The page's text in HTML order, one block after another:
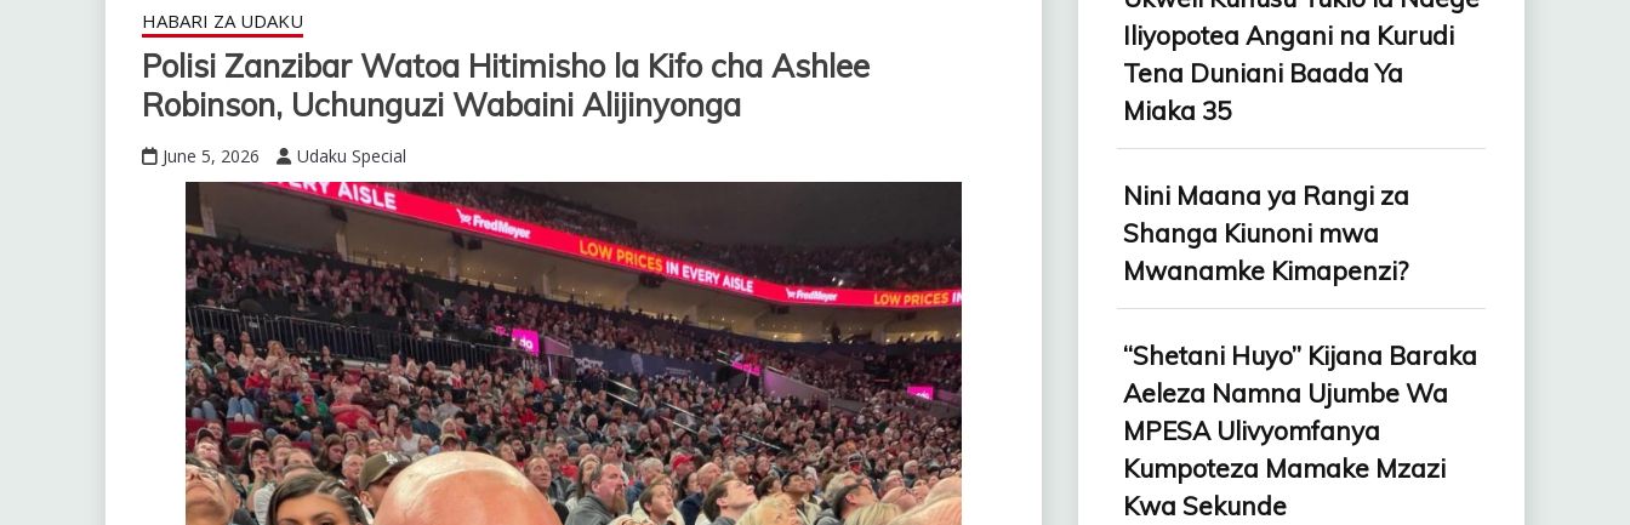
HABARI ZA UDAKU
Polisi Zanzibar Watoa Hitimisho la Kifo cha Ashlee
Robinson, Uchunguzi Wabaini Alijinyonga
June 5, 2026 Udaku Special
Iliyopotea Angani na Kurudi
Tena Duniani Baada Ya
Miaka 35
Nini Maana ya Rangi za
Shanga Kiunoni mwa
Mwanamke Kimapenzi?
“Shetani Huyo” Kijana Baraka
Aeleza Namna Ujumbe Wa
MPESA Ulivyomfanya
Kumpoteza Mamake Mzazi
Kwa Sekunde